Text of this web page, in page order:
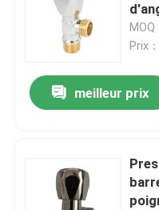
Produits
Prix
meilleur prix